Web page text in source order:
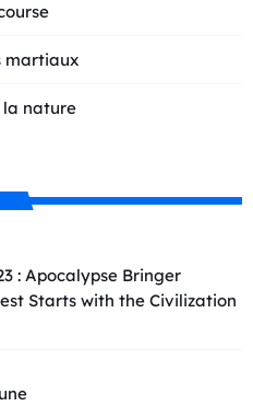
martiaux
la nature
: Apocalypse Bringer
Starts with the Civilization